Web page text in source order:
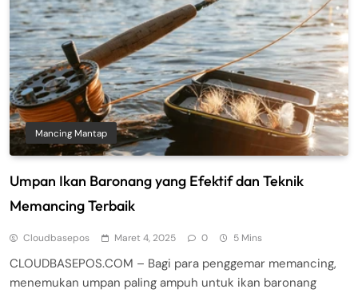
Mancing Mantap
Umpan Ikan Baronang yang Efektif dan Teknik
Memancing Terbaik
Cloudbasepos Maret 4, 2025 0 5 Mins
CLOUDBASEPOS.COM – Bagi para penggemar memancing,
menemukan umpan paling ampuh untuk ikan baronang